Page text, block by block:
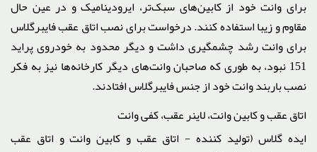
برای وانت خود از کابین‌های سبک‌تر، ایرودینامیک‌ و در عین حال
مقاوم و زیبا استفاده کنند. درخواست برای نصب اتاق عقب فایبرگلاس
برای وانت رشد چشمگیری داشت و دیگر محدود به خودروی پراید
151 نبود، به طوری که صاحبان وانت‌های دیگر کارخانه‌ها نیز به فکر
نصب باربند وانت خود از جنس فایبرگلاس افتادند.
اتاق عقب و کابین وانت، لاینر عقب، کفی وانت
ایده گلاس (تولید کننده - اتاق عقب و کابین وانت و اتاق عقب